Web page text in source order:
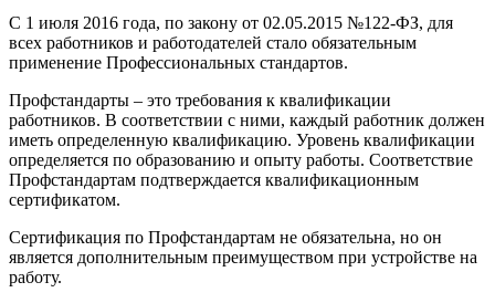
С 1 июля 2016 года, по закону от 02.05.2015 №122-ФЗ, для
всех работников и работодателей стало обязательным
применение Профессиональных стандартов.
Профстандарты – это требования к квалификации
работников. В соответствии с ними, каждый работник должен
иметь определенную квалификацию. Уровень квалификации
определяется по образованию и опыту работы. Соответствие
Профстандартам подтверждается квалификационным
сертификатом.
Сертификация по Профстандартам не обязательна, но он
является дополнительным преимуществом при устройстве на
работу.